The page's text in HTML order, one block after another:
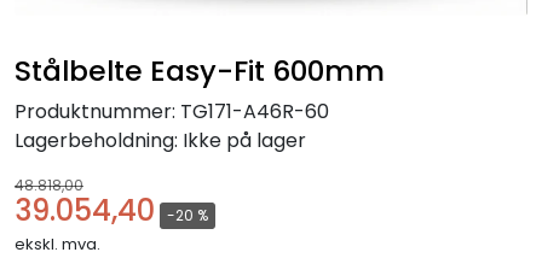
Stålbelte Easy-Fit 600mm
Produktnummer: TG171-A46R-60
Lagerbeholdning: Ikke på lager
48.818,00
39.054,40 -20 %
ekskl. mva.